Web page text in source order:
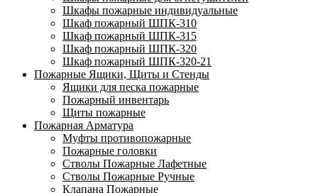
Шкафы пожарные индивидуальные
Шкаф пожарный ШПК-310
Шкаф пожарный ШПК-315
Шкаф пожарный ШПК-320
Шкаф пожарный ШПК-320-21
Пожарные Ящики, Щиты и Стенды
Ящики для песка пожарные
Пожарный инвентарь
Щиты пожарные
Пожарная Арматура
Муфты противопожарные
Пожарные головки
Стволы Пожарные Лафетные
Стволы Пожарные Ручные
Клапана Пожарные